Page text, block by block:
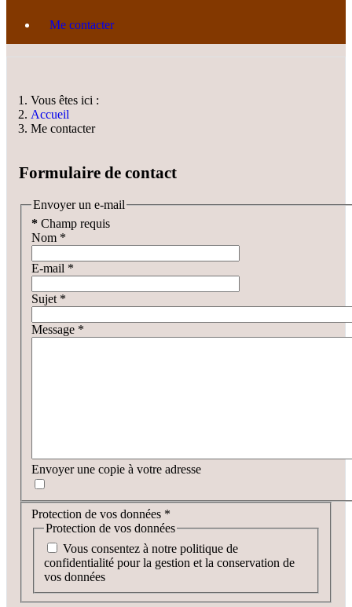
Me contacter
Vous êtes ici :
Accueil
Me contacter
Formulaire de contact
Envoyer un e-mail
* Champ requis
Nom *
E-mail *
Sujet *
Message *
Envoyer une copie à votre adresse
Protection de vos données *
Protection de vos données
Vous consentez à notre politique de
confidentialité pour la gestion et la conservation de
vos données